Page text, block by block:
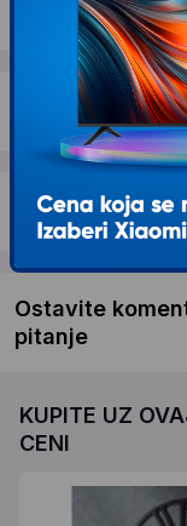
Dostava i
Garancija
Recenzije
Ostavite
pitanje
KUPITE UZ
CENI